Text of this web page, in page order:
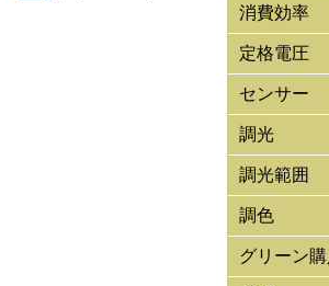
消費効率
定格電圧
センサー
調光
調光範囲
調色
グリーン